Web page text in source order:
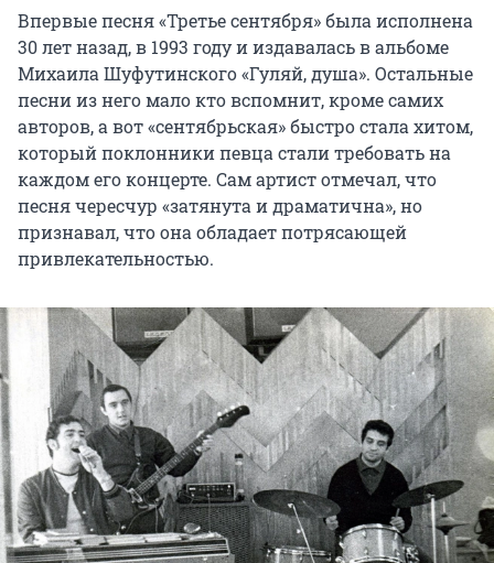
Впервые песня «Третье сентября» была исполнена
30 лет назад, в 1993 году и издавалась в альбоме
Михаила Шуфутинского «Гуляй, душа». Остальные
песни из него мало кто вспомнит, кроме самих
авторов, а вот «сентябрьская» быстро стала хитом,
который поклонники певца стали требовать на
каждом его концерте. Сам артист отмечал, что
песня чересчур «затянута и драматична», но
признавал, что она обладает потрясающей
привлекательностью.